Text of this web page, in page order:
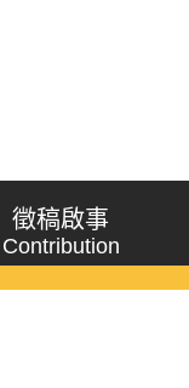
徵稿啟事
Contribution